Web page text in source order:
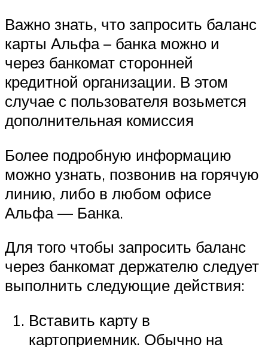
Важно знать, что запросить баланс
карты Альфа – банка можно и
через банкомат сторонней
кредитной организации. В этом
случае с пользователя возьмется
дополнительная комиссия
Более подробную информацию
можно узнать, позвонив на горячую
линию, либо в любом офисе
Альфа — Банка.
Для того чтобы запросить баланс
через банкомат держателю следует
выполнить следующие действия:
Вставить карту в
картоприемник. Обычно на